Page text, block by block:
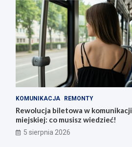
KOMUNIKACJA REMONTY
Rewolucja biletowa w komunikacji
miejskiej: co musisz wiedzieć!
5 sierpnia 2026